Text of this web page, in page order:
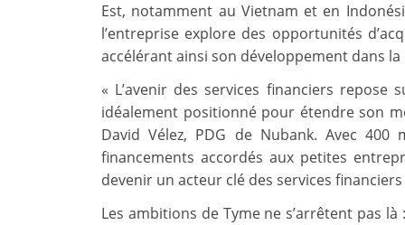
Est, notamment au Vietnam et en
l’entreprise explore des opportunités
accélérant ainsi son développement dans
« L’avenir des services financiers
idéalement positionné pour étendre son
David Vélez, PDG de Nubank. Avec
financements accordés aux petites
devenir un acteur clé des services
Les ambitions de Tyme ne s’arrêtent pas